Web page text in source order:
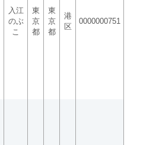
入江
のぶ
こ
東
京
都
東
京
都
港
区
0000000751